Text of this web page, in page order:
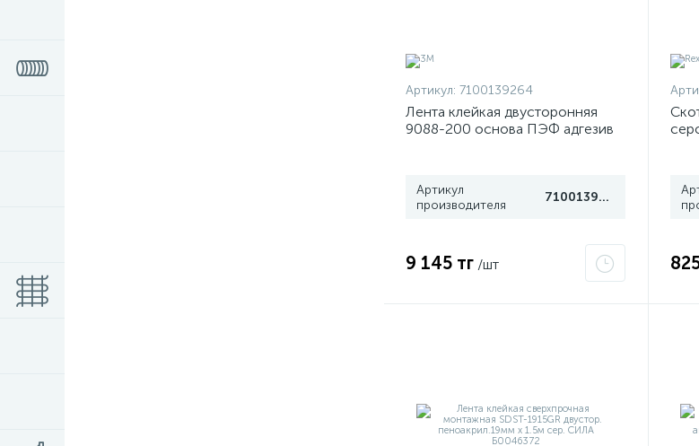
Артикул: 7100139264
Лента клейкая двусторонняя
9088-200 основа ПЭФ адгезив
Артикул
производителя
7100139264
9 145 тг /шт